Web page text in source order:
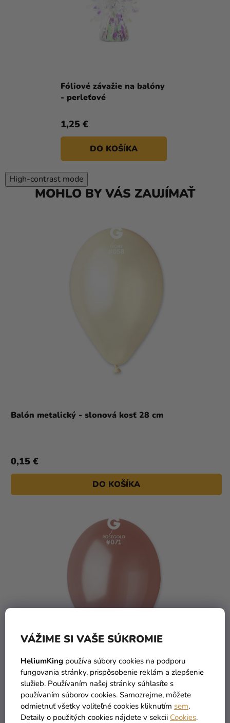
VÁŽIME SI VAŠE SÚKROMIE
HeliumKing používa súbory cookies na podporu
fungovania stránky, prispôsobenie reklám a zlepšenie
služieb. Používaním našej stránky súhlasíte s
používaním súborov cookies. Samozrejme, môžete
odmietnuť všetky voliteľné cookies kliknutím sem.
Detaily o použitých cookies nájdete v sekcii Cookies.
Fóliové závažie na balóny
- perleťové
1,25 €
DO KOŠÍKA
High-contrast mode
MOHLO BY VÁS ZAUJÍMAŤ
Balón metalický - slonová kosť 28 cm
0,15 €
DO KOŠÍKA
Balón metalický - ružovo-zlatý 28 cm